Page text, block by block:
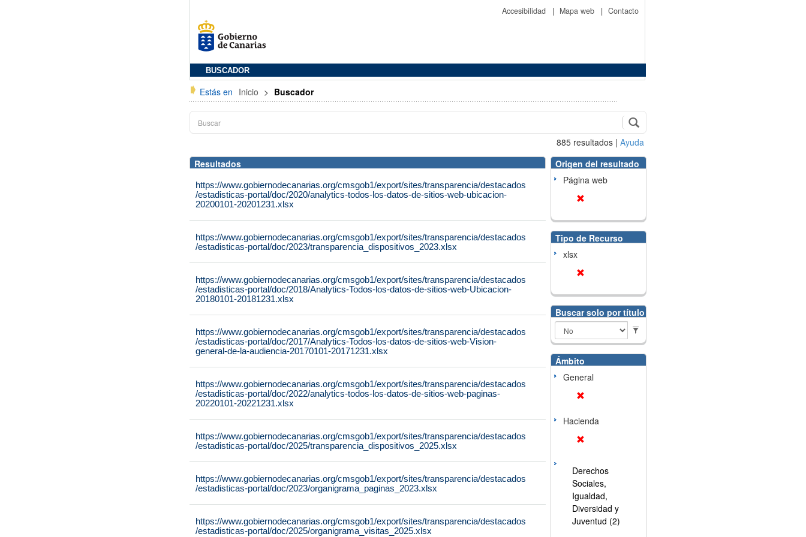
Accesibilidad | Mapa web | Contacto
BUSCADOR
Estás en Inicio > Buscador
885 resultados | Ayuda
Resultados
https://www.gobiernodecanarias.org/cmsgob1/export/sites/transparencia/destacados
/estadisticas-portal/doc/2020/analytics-todos-los-datos-de-sitios-web-ubicacion-
20200101-20201231.xlsx
https://www.gobiernodecanarias.org/cmsgob1/export/sites/transparencia/destacados
/estadisticas-portal/doc/2023/transparencia_dispositivos_2023.xlsx
https://www.gobiernodecanarias.org/cmsgob1/export/sites/transparencia/destacados
/estadisticas-portal/doc/2018/Analytics-Todos-los-datos-de-sitios-web-Ubicacion-
20180101-20181231.xlsx
https://www.gobiernodecanarias.org/cmsgob1/export/sites/transparencia/destacados
/estadisticas-portal/doc/2017/Analytics-Todos-los-datos-de-sitios-web-Vision-
general-de-la-audiencia-20170101-20171231.xlsx
https://www.gobiernodecanarias.org/cmsgob1/export/sites/transparencia/destacados
/estadisticas-portal/doc/2022/analytics-todos-los-datos-de-sitios-web-paginas-
20220101-20221231.xlsx
https://www.gobiernodecanarias.org/cmsgob1/export/sites/transparencia/destacados
/estadisticas-portal/doc/2025/transparencia_dispositivos_2025.xlsx
https://www.gobiernodecanarias.org/cmsgob1/export/sites/transparencia/destacados
/estadisticas-portal/doc/2023/organigrama_paginas_2023.xlsx
https://www.gobiernodecanarias.org/cmsgob1/export/sites/transparencia/destacados
/estadisticas-portal/doc/2025/organigrama_visitas_2025.xlsx
Origen del resultado
Página web
Tipo de Recurso
xlsx
Buscar solo por título
Ámbito
General
Hacienda
Derechos
Sociales,
Igualdad,
Diversidad y
Juventud (2)